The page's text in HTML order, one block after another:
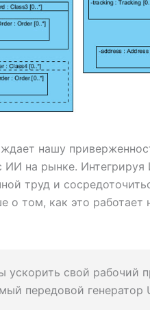
нашу
ИИ на рынке.
труд и
о том, как это работает
ускорить свой рабочий
передовой генератор